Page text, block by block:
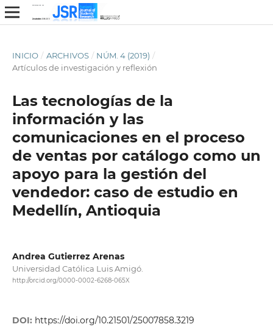
INICIO / ARCHIVOS / NÚM. 4 (2019) /
Artículos de investigación y reflexión
Las tecnologías de la
información y las
comunicaciones en el proceso
de ventas por catálogo como un
apoyo para la gestión del
vendedor: caso de estudio en
Medellín, Antioquia
Andrea Gutierrez Arenas
Universidad Católica Luis Amigó.
http://orcid.org/0000-0002-6268-065X
DOI: https://doi.org/10.21501/25007858.3219